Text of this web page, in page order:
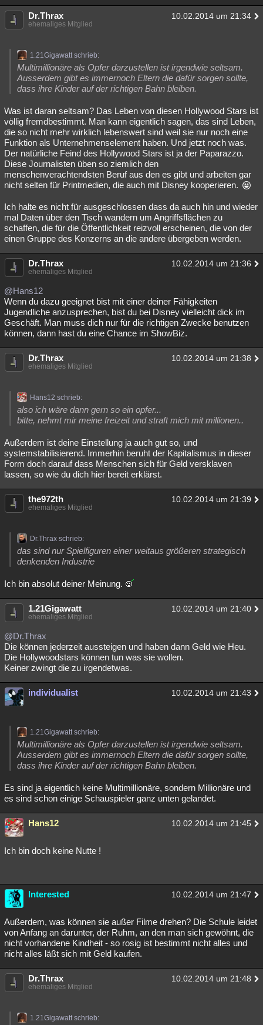
Dr.Thrax 10.02.2014 um 21:34
ehemaliges Mitglied
1.21Gigawatt schrieb:
Multimillionäre als Opfer darzustellen ist irgendwie seltsam.
Ausserdem gibt es immernoch Eltern die dafür sorgen sollte,
dass ihre Kinder auf der richtigen Bahn bleiben.
Was ist daran seltsam? Das Leben von diesen Hollywood Stars ist
völlig fremdbestimmt. Man kann eigentlich sagen, das sind Leben,
die so nicht mehr wirklich lebenswert sind weil sie nur noch eine
Funktion als Unternehmenselement haben. Und jetzt noch was.
Der natürliche Feind des Hollywood Stars ist ja der Paparazzo.
Diese Journalisten üben so ziemlich den
menschenverachtendsten Beruf aus den es gibt und arbeiten gar
nicht selten für Printmedien, die auch mit Disney kooperieren.
Ich halte es nicht für ausgeschlossen dass da auch hin und wieder
mal Daten über den Tisch wandern um Angriffsflächen zu
schaffen, die für die Öffentlichkeit reizvoll erscheinen, die von der
einen Gruppe des Konzerns an die andere übergeben werden.
Dr.Thrax 10.02.2014 um 21:36
ehemaliges Mitglied
@Hans12
Wenn du dazu geeignet bist mit einer deiner Fähigkeiten
Jugendliche anzusprechen, bist du bei Disney vielleicht dick im
Geschäft. Man muss dich nur für die richtigen Zwecke benutzen
können, dann hast du eine Chance im ShowBiz.
Dr.Thrax 10.02.2014 um 21:38
ehemaliges Mitglied
Hans12 schrieb:
also ich wäre dann gern so ein opfer...
bitte, nehmt mir meine freizeit und straft mich mit millionen..
Außerdem ist deine Einstellung ja auch gut so, und
systemstabilisierend. Immerhin beruht der Kapitalismus in dieser
Form doch darauf dass Menschen sich für Geld versklaven
lassen, so wie du dich hier bereit erklärst.
the972th 10.02.2014 um 21:39
ehemaliges Mitglied
Dr.Thrax schrieb:
das sind nur Spielfiguren einer weitaus größeren strategisch
denkenden Industrie
Ich bin absolut deiner Meinung.
1.21Gigawatt 10.02.2014 um 21:40
ehemaliges Mitglied
@Dr.Thrax
Die können jederzeit aussteigen und haben dann Geld wie Heu.
Die Hollywoodstars können tun was sie wollen.
Keiner zwingt die zu irgendetwas.
individualist 10.02.2014 um 21:43
1.21Gigawatt schrieb:
Multimillionäre als Opfer darzustellen ist irgendwie seltsam.
Ausserdem gibt es immernoch Eltern die dafür sorgen sollte,
dass ihre Kinder auf der richtigen Bahn bleiben.
Es sind ja eigentlich keine Multimillionäre, sondern Millionäre und
es sind schon einige Schauspieler ganz unten gelandet.
Hans12 10.02.2014 um 21:45
Ich bin doch keine Nutte !
Interested 10.02.2014 um 21:47
Außerdem, was können sie außer Filme drehen? Die Schule leidet
von Anfang an darunter, der Ruhm, an den man sich gewöhnt, die
nicht vorhandene Kindheit - so rosig ist bestimmt nicht alles und
nicht alles läßt sich mit Geld kaufen.
Dr.Thrax 10.02.2014 um 21:48
ehemaliges Mitglied
1.21Gigawatt schrieb: